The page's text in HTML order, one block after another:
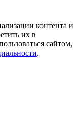
контента и
их в
сайтом,
.